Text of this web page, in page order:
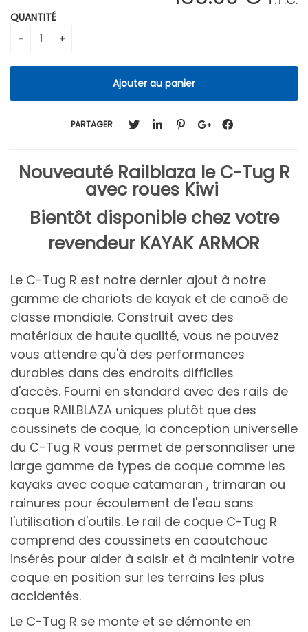
QUANTITÉ
PARTAGER
Nouveauté Railblaza le C-Tug R
avec roues Kiwi
Bientôt disponible chez votre
revendeur KAYAK ARMOR
Le C-Tug R est notre dernier ajout à notre
gamme de chariots de kayak et de canoë de
classe mondiale. Construit avec des
matériaux de haute qualité, vous ne pouvez
vous attendre qu'à des performances
durables dans des endroits difficiles
d'accès. Fourni en standard avec des rails de
coque RAILBLAZA uniques plutôt que des
coussinets de coque, la conception universelle
du C-Tug R vous permet de personnaliser une
large gamme de types de coque comme les
kayaks avec coque catamaran , trimaran ou
rainures pour écoulement de l'eau sans
l'utilisation d'outils. Le rail de coque C-Tug R
comprend des coussinets en caoutchouc
insérés pour aider à saisir et à maintenir votre
coque en position sur les terrains les plus
accidentés.
Le C-Tug R se monte et se démonte en